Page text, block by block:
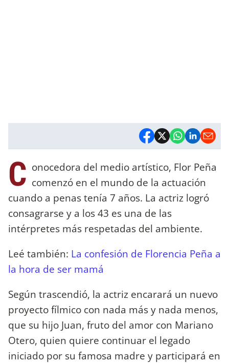
C onocedora del medio artístico, Flor Peña
comenzó en el mundo de la actuación
cuando a penas tenía 7 años. La actriz logró
consagrarse y a los 43 es una de las
intérpretes más respetadas del ambiente.
Leé también: La confesión de Florencia Peña a
la hora de ser mamá
Según trascendió, la actriz encarará un nuevo
proyecto fílmico con nada más y nada menos,
que su hijo Juan, fruto del amor con Mariano
Otero, quien quiere continuar el legado
iniciado por su famosa madre y participará en